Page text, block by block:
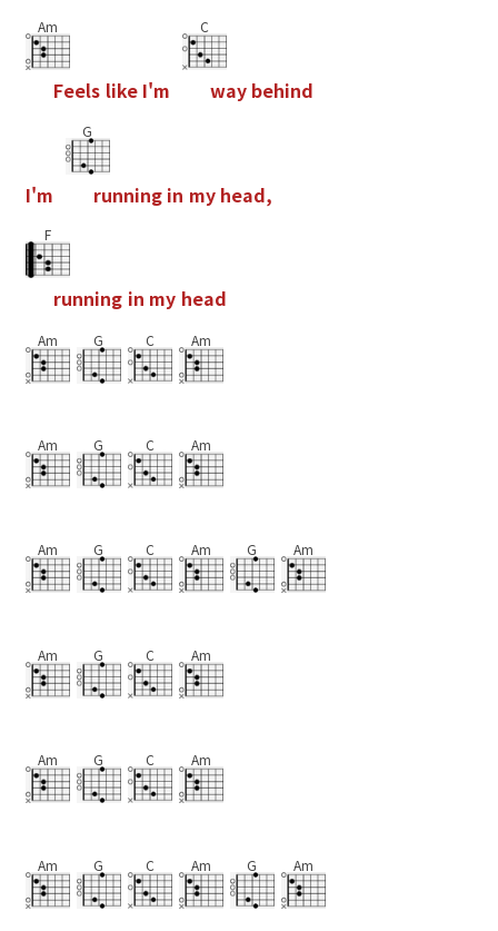
Am
Feels like I'm
C
way behind
I'm
G
running in my head,
F
running in my head
Am G C Am
Am G C Am
Am G C Am G Am
Am G C Am
Am G C Am
Am G C Am G Am